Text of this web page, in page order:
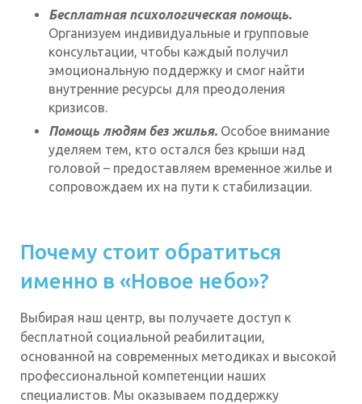
Бесплатная психологическая помощь.
Организуем индивидуальные и групповые
консультации, чтобы каждый получил
эмоциональную поддержку и смог найти
внутренние ресурсы для преодоления
кризисов.
Помощь людям без жилья. Особое внимание
уделяем тем, кто остался без крыши над
головой – предоставляем временное жилье и
сопровождаем их на пути к стабилизации.
Почему стоит обратиться
именно в «Новое небо»?
Выбирая наш центр, вы получаете доступ к
бесплатной социальной реабилитации,
основанной на современных методиках и высокой
профессиональной компетенции наших
специалистов. Мы оказываем поддержку